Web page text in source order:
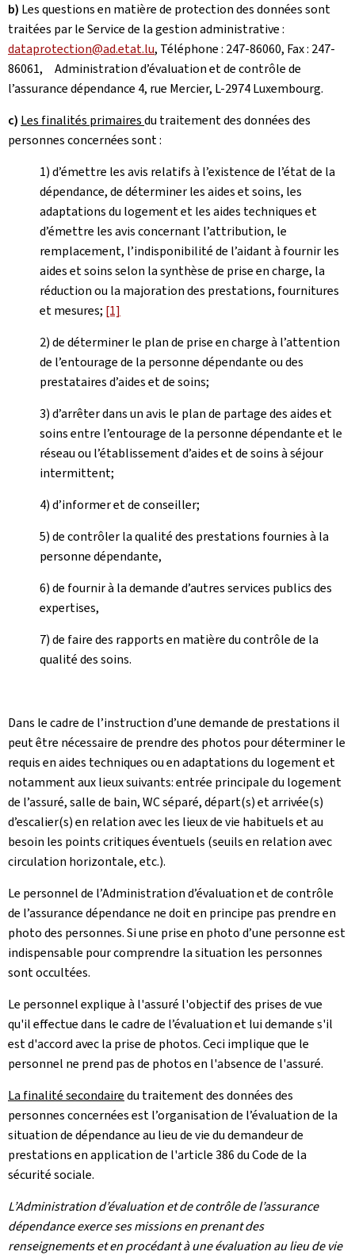
b) Les questions en matière de protection des données sont
traitées par le Service de la gestion administrative :
dataprotection@ad.etat.lu, Téléphone : 247-86060, Fax : 247-
86061, Administration d’évaluation et de contrôle de
l’assurance dépendance 4, rue Mercier, L-2974 Luxembourg.
c) Les finalités primairesdu traitement des données des
personnes concernées sont :
1) d’émettre les avis relatifs à l’existence de l’état de la
dépendance, de déterminer les aides et soins, les
adaptations du logement et les aides techniques et
d’émettre les avis concernant l’attribution, le
remplacement, l’indisponibilité de l’aidant à fournir les
aides et soins selon la synthèse de prise en charge, la
réduction ou la majoration des prestations, fournitures
et mesures; [1]
2) de déterminer le plan de prise en charge à l’attention
de l’entourage de la personne dépendante ou des
prestataires d’aides et de soins;
3) d’arrêter dans un avis le plan de partage des aides et
soins entre l’entourage de la personne dépendante et le
réseau ou l’établissement d’aides et de soins à séjour
intermittent;
4) d’informer et de conseiller;
5) de contrôler la qualité des prestations fournies à la
personne dépendante,
6) de fournir à la demande d’autres services publics des
expertises,
7) de faire des rapports en matière du contrôle de la
qualité des soins.
Dans le cadre de l’instruction d’une demande de prestations il
peut être nécessaire de prendre des photos pour déterminer le
requis en aides techniques ou en adaptations du logement et
notamment aux lieux suivants: entrée principale du logement
de l’assuré, salle de bain, WC séparé, départ(s) et arrivée(s)
d’escalier(s) en relation avec les lieux de vie habituels et au
besoin les points critiques éventuels (seuils en relation avec
circulation horizontale, etc.).
Le personnel de l’Administration d’évaluation et de contrôle
de l’assurance dépendance ne doit en principe pas prendre en
photo des personnes. Si une prise en photo d’une personne est
indispensable pour comprendre la situation les personnes
sont occultées.
Le personnel explique à l'assuré l'objectif des prises de vue
qu'il effectue dans le cadre de l’évaluation et lui demande s'il
est d'accord avec la prise de photos. Ceci implique que le
personnel ne prend pas de photos en l'absence de l'assuré.
La finalité secondairedu traitement des données des
personnes concernées est l’organisation de l’évaluation de la
situation de dépendance au lieu de vie du demandeur de
prestations en application de l'article 386 du Code de la
sécurité sociale.
L’Administration d’évaluation et de contrôle de l’assurance
dépendance exerce ses missions en prenant des
renseignements et en procédant à une évaluation au lieu de vie